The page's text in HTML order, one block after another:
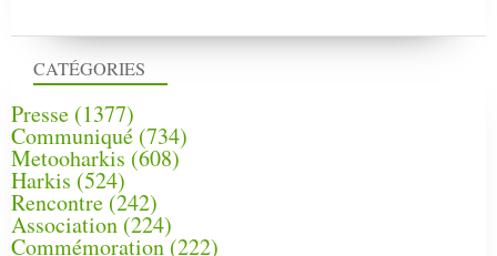
CATÉGORIES
Presse (1377)
Communiqué (734)
Metooharkis (608)
Harkis (524)
Rencontre (242)
Association (224)
Commémoration(222)